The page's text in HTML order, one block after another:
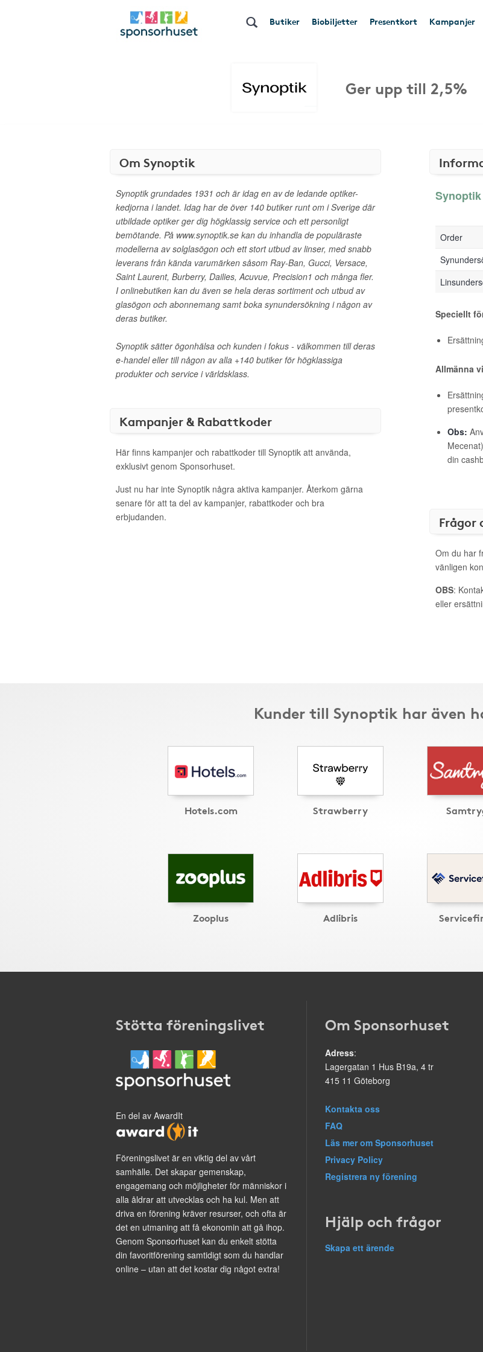
Butiker Biobiljetter Presentkort Kampanjer
Ger upp till 2,5%
Om Synoptik
Synoptik grundades 1931 och är idag en av de ledande optiker-
kedjorna i landet. Idag har de över 140 butiker runt om i Sverige där
utbildade optiker ger dig högklassig service och ett personligt
bemötande. På www.synoptik.se kan du inhandla de populäraste
modellerna av solglasögon och ett stort utbud av linser, med snabb
leverans från kända varumärken såsom Ray-Ban, Gucci, Versace,
Saint Laurent, Burberry, Dailies, Acuvue, Precision1 och många fler.
I onlinebutiken kan du även se hela deras sortiment och utbud av
glasögon och abonnemang samt boka synundersökning i någon av
deras butiker.
Synoptik sätter ögonhälsa och kunden i fokus - välkommen till deras
e-handel eller till någon av alla +140 butiker för högklassiga
produkter och service i världsklass.
Kampanjer & Rabattkoder
Här finns kampanjer och rabattkoder till Synoptik att använda,
exklusivt genom Sponsorhuset.
Just nu har inte Synoptik några aktiva kampanjer. Återkom gärna
senare för att ta del av kampanjer, rabattkoder och bra
erbjudanden.
Order
Speciellt
Allmänna
Obs:
din
Frågor
Om du har
vänligen
OBS:
eller
Kunder till Synoptik har även
Hotels.com Strawberry
Zooplus Adlibris
Stötta föreningslivet
En del av AwardIt
Föreningslivet är en viktig del av vårt
samhälle. Det skapar gemenskap,
engagemang och möjligheter för människor i
alla åldrar att utvecklas och ha kul. Men att
driva en förening kräver resurser, och ofta är
det en utmaning att få ekonomin att gå ihop.
Genom Sponsorhuset kan du enkelt stötta
din favoritförening samtidigt som du handlar
online – utan att det kostar dig något extra!
Om Sponsorhuset
Adress:
Lagergatan 1 Hus B19a, 4 tr
415 11 Göteborg
Kontakta oss
FAQ
Läs mer om Sponsorhuset
Privacy Policy
Registrera ny förening
Hjälp och frågor
Skapa ett ärende